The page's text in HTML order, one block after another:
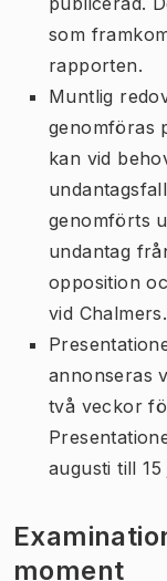
som
rapporten.
Muntlig
genomföras
kan vid
genomförts
undantag
opposition
vid Chalmers.
annonseras
två veckor
augusti till
moment